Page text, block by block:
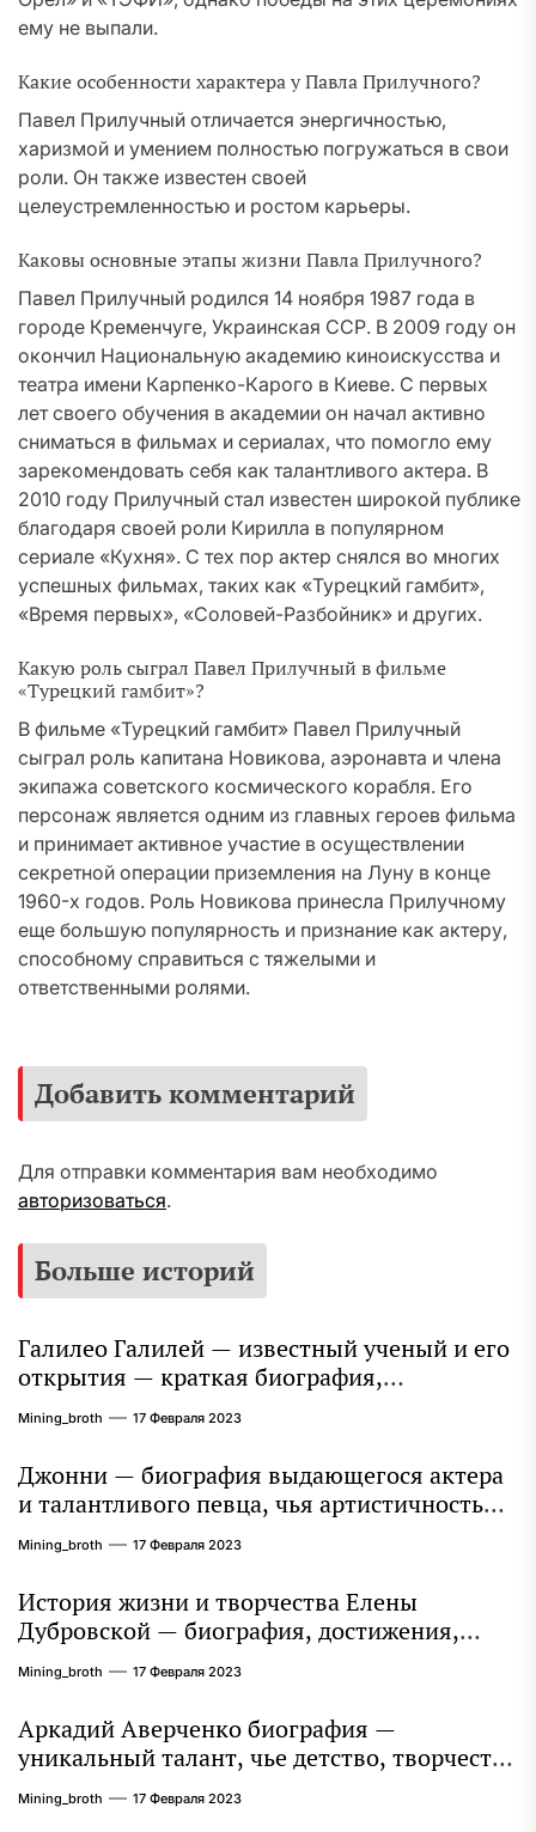
ему не выпали.
Какие особенности характера у Павла Прилучного?
Павел Прилучный отличается энергичностью,
харизмой и умением полностью погружаться в свои
роли. Он также известен своей
целеустремленностью и ростом карьеры.
Каковы основные этапы жизни Павла Прилучного?
Павел Прилучный родился 14 ноября 1987 года в
городе Кременчуге, Украинская ССР. В 2009 году он
окончил Национальную академию киноискусства и
театра имени Карпенко-Карого в Киеве. С первых
лет своего обучения в академии он начал активно
сниматься в фильмах и сериалах, что помогло ему
зарекомендовать себя как талантливого актера. В
2010 году Прилучный стал известен широкой публике
благодаря своей роли Кирилла в популярном
сериале «Кухня». С тех пор актер снялся во многих
успешных фильмах, таких как «Турецкий гамбит»,
«Время первых», «Соловей-Разбойник» и других.
Какую роль сыграл Павел Прилучный в фильме
«Турецкий гамбит»?
В фильме «Турецкий гамбит» Павел Прилучный
сыграл роль капитана Новикова, аэронавта и члена
экипажа советского космического корабля. Его
персонаж является одним из главных героев фильма
и принимает активное участие в осуществлении
секретной операции приземления на Луну в конце
1960-х годов. Роль Новикова принесла Прилучному
еще большую популярность и признание как актеру,
способному справиться с тяжелыми и
ответственными ролями.
Добавить комментарий
Для отправки комментария вам необходимо
авторизоваться.
Больше историй
Галилео Галилей — известный ученый и его
открытия — краткая биография,
достижения и вклад в науку
Mining_broth 17 Февраля 2023
Джонни — биография выдающегося актера
и талантливого певца, чья артистичность
захватывает миллионы сердец
Mining_broth 17 Февраля 2023
История жизни и творчества Елены
Дубровской — биография, достижения,
интересные факты
Mining_broth 17 Февраля 2023
Аркадий Аверченко биография —
уникальный талант, чье детство, творчество
и литературное наследие продолжают
восхищать миллионы
Mining_broth 17 Февраля 2023